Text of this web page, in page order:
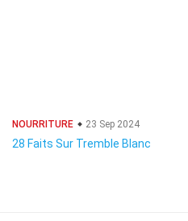
NOURRITURE 23 Sep 2024
28 Faits Sur Tremble Blanc